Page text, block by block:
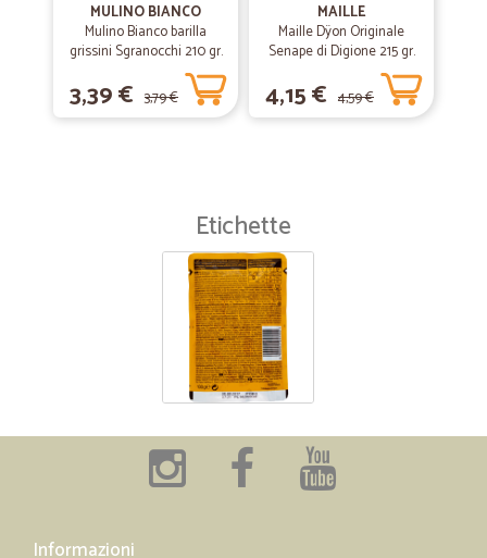
MULINO BIANCO
Mulino Bianco barilla
grissini Sgranocchi 210 gr.
3,39 € 3,79 €
MAILLE
Maille Dÿon Originale
Senape di Digione 215 gr.
4,15 € 4,59 €
Etichette
Informazioni